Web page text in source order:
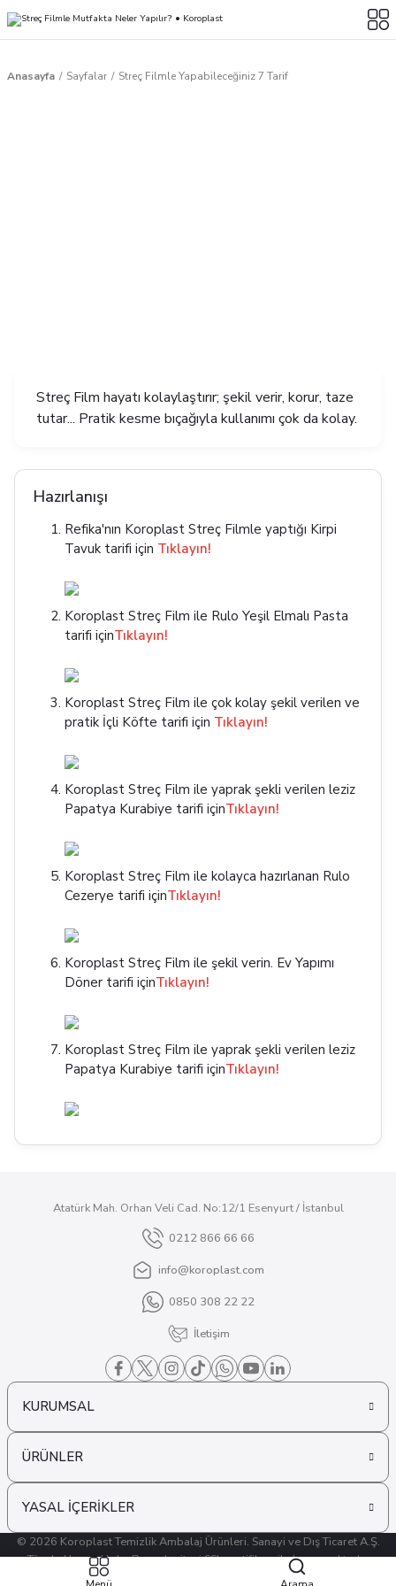
Anasayfa Sayfalar Streç Filmle Yapabileceğiniz 7 Tarif
Streç Film hayatı kolaylaştırır; şekil verir, korur, taze
tutar... Pratik kesme bıçağıyla kullanımı çok da kolay.
Hazırlanışı
Refika'nın Koroplast Streç Filmle yaptığı Kirpi
Tavuk tarifi için Tıklayın!
Koroplast Streç Film ile Rulo Yeşil Elmalı Pasta
tarifi içinTıklayın!
Koroplast Streç Film ile çok kolay şekil verilen ve
pratik İçli Köfte tarifi için Tıklayın!
Koroplast Streç Film ile yaprak şekli verilen leziz
Papatya Kurabiye tarifi içinTıklayın!
Koroplast Streç Film ile kolayca hazırlanan Rulo
Cezerye tarifi içinTıklayın!
Koroplast Streç Film ile şekil verin. Ev Yapımı
Döner tarifi içinTıklayın!
Koroplast Streç Film ile yaprak şekli verilen leziz
Papatya Kurabiye tarifi içinTıklayın!
Atatürk Mah. Orhan Veli Cad. No:12/1 Esenyurt / İstanbul
0212 866 66 66
info@koroplast.com
0850 308 22 22
İletişim
KURUMSAL
ÜRÜNLER
YASAL İÇERİKLER
© 2026 Koroplast Temizlik Ambalaj Ürünleri. Sanayi ve Dış Ticaret A.Ş.
Tüm hakları saklıdır. Bu web sitesi SSL sertifikası ile korunmaktadır.